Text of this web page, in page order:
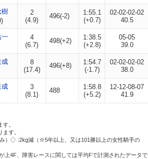
樹
2
(4.9)
496(-2)
1:55.1
(+0.7)
02-02-02-02
40.5
一
4
(6.7)
498(+2)
1:38.5
(+2.8)
05-05
39.0
成
8
(17.4)
496(+8)
1:54.7
(-1.7)
02-02-02-02
38.0
成
3
(8.1)
488
1:58.8
(+5.2)
12-12-08-07
41.9
。
す。
）
:2kg減（※5年以上、又は101勝以上の女性騎手の
4F、障害レースに関しては平均Fで計測されたデータで